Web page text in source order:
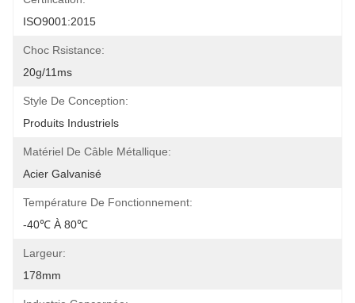
ISO9001:2015
Choc Rsistance:
20g/11ms
Style De Conception:
Produits Industriels
Matériel De Câble Métallique:
Acier Galvanisé
Température De Fonctionnement:
-40℃ À 80℃
Largeur:
178mm